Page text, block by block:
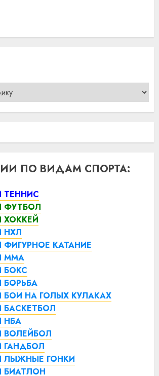
ПО ВИДАМ СПОРТА:
ТЕННИС
ФУТБОЛ
ХОККЕЙ
НХЛ
КАТАНИЕ
ММА
БОКС
БОРЬБА
БОИ НА ГОЛЫХ КУЛАКАХ
БАСКЕТБОЛ
НБА
ВОЛЕЙБОЛ
ГАНДБОЛ
ЛЫЖНЫЕ ГОНКИ
БИАТЛОН